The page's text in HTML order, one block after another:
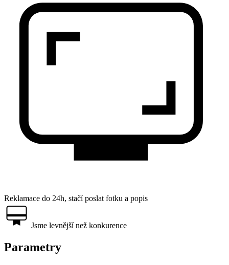
Reklamace do 24h, stačí poslat fotku a popis
Jsme levnější než konkurence
Parametry